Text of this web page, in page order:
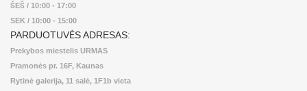
ŠEŠ / 10:00 - 17:00
SEK / 10:00 - 15:00
PARDUOTUVĖS ADRESAS:
Prekybos miestelis URMAS
Pramonės pr. 16F, Kaunas
Rytinė galerija, 11 salė, 1F1b vieta